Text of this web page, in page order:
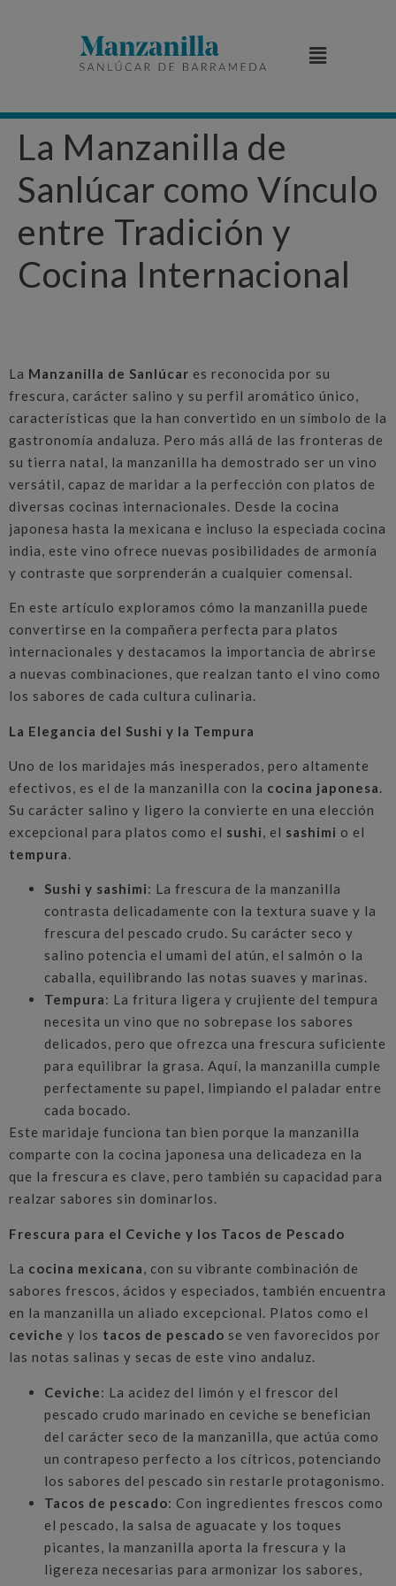
La Manzanilla de
Sanlúcar como Vínculo
entre Tradición y
Cocina Internacional
La Manzanilla de Sanlúcar es reconocida por su
frescura, carácter salino y su perfil aromático único,
características que la han convertido en un símbolo de la
gastronomía andaluza. Pero más allá de las fronteras de
su tierra natal, la manzanilla ha demostrado ser un vino
versátil, capaz de maridar a la perfección con platos de
diversas cocinas internacionales. Desde la cocina
japonesa hasta la mexicana e incluso la especiada cocina
india, este vino ofrece nuevas posibilidades de armonía
y contraste que sorprenderán a cualquier comensal.
En este artículo exploramos cómo la manzanilla puede
convertirse en la compañera perfecta para platos
internacionales y destacamos la importancia de abrirse
a nuevas combinaciones, que realzan tanto el vino como
los sabores de cada cultura culinaria.
La Elegancia del Sushi y la Tempura
Uno de los maridajes más inesperados, pero altamente
efectivos, es el de la manzanilla con la cocina japonesa.
Su carácter salino y ligero la convierte en una elección
excepcional para platos como el sushi, el sashimi o el
tempura.
Sushi y sashimi: La frescura de la manzanilla
contrasta delicadamente con la textura suave y la
frescura del pescado crudo. Su carácter seco y
salino potencia el umami del atún, el salmón o la
caballa, equilibrando las notas suaves y marinas.
Tempura: La fritura ligera y crujiente del tempura
necesita un vino que no sobrepase los sabores
delicados, pero que ofrezca una frescura suficiente
para equilibrar la grasa. Aquí, la manzanilla cumple
perfectamente su papel, limpiando el paladar entre
cada bocado.
Este maridaje funciona tan bien porque la manzanilla
comparte con la cocina japonesa una delicadeza en la
que la frescura es clave, pero también su capacidad para
realzar sabores sin dominarlos.
Frescura para el Ceviche y los Tacos de Pescado
La cocina mexicana, con su vibrante combinación de
sabores frescos, ácidos y especiados, también encuentra
en la manzanilla un aliado excepcional. Platos como el
ceviche y los tacos de pescado se ven favorecidos por
las notas salinas y secas de este vino andaluz.
Ceviche: La acidez del limón y el frescor del
pescado crudo marinado en ceviche se benefician
del carácter seco de la manzanilla, que actúa como
un contrapeso perfecto a los cítricos, potenciando
los sabores del pescado sin restarle protagonismo.
Tacos de pescado: Con ingredientes frescos como
el pescado, la salsa de aguacate y los toques
picantes, la manzanilla aporta la frescura y la
ligereza necesarias para armonizar los sabores,